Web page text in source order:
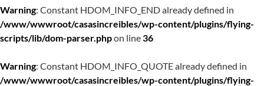
Warning: Constant HDOM_INFO_END already defined in
/www/wwwroot/casasincreibles/wp-content/plugins/flying-
scripts/lib/dom-parser.phpon line36
Warning: Constant HDOM_INFO_QUOTE already defined in
/www/wwwroot/casasincreibles/wp-content/plugins/flying-